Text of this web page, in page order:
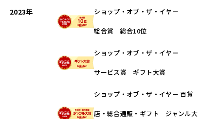
2023年 ショップ・オブ・ザ・イヤー
総合賞 総合10位
ショップ・オブ・ザ・イヤー
サービス賞 ギフト大賞
ショップ・オブ・ザ・イヤー 百貨
店・総合通販・ギフト ジャンル大